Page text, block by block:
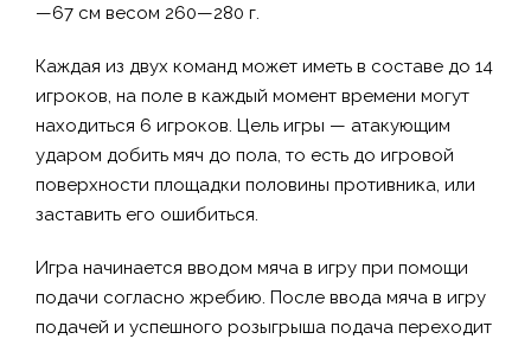
—67 см весом 260—280 г.
Каждая из двух команд может иметь в составе до 14
игроков, на поле в каждый момент времени могут
находиться 6 игроков. Цель игры — атакующим
ударом добить мяч до пола, то есть до игровой
поверхности площадки половины противника, или
заставить его ошибиться.
Игра начинается вводом мяча в игру при помощи
подачи согласно жребию. После ввода мяча в игру
подачей и успешного розыгрыша подача переходит